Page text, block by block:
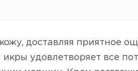
доставляя приятное
удовлетворяет все